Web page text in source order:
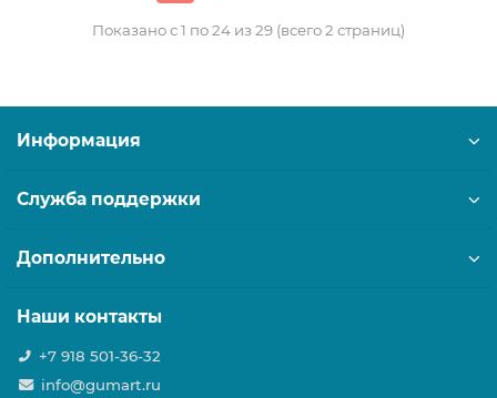
Показано с 1 по 24 из 29 (всего 2 страниц)
Информация
Служба поддержки
Дополнительно
Наши контакты
+7 918 501-36-32
info@gumart.ru